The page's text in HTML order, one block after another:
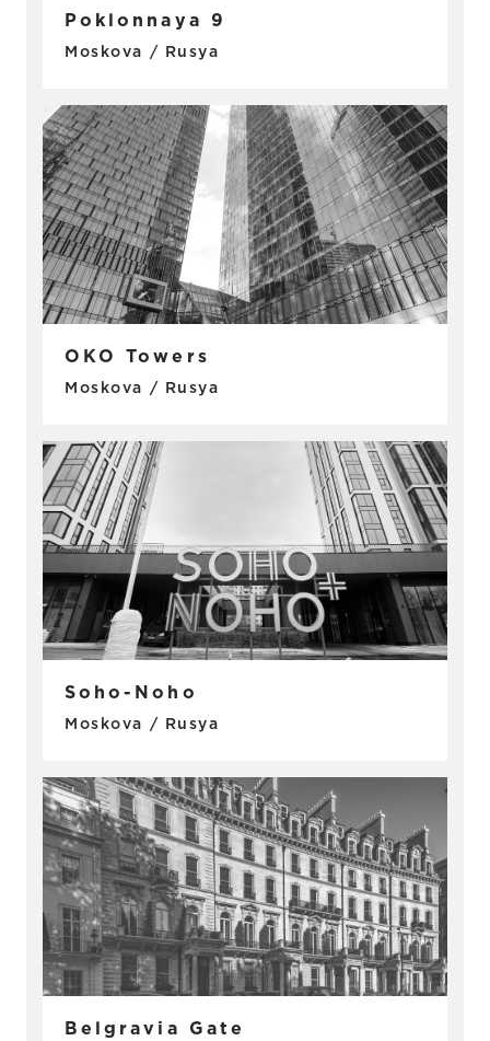
Poklonnaya 9
Moskova / Rusya
OKO Towers
Moskova / Rusya
Soho-Noho
Moskova / Rusya
Belgravia Gate